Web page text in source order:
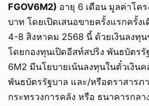
FGOV6M2) อายุ 6 เดือน มูลค่าโค
บาท โดยเปิดเสนอขายครั้งแรกครั้ง
4-8 สิงหาคม 2568 นี้ ด้วยเงินลงทุ
โดยกองทุนเปิดอีสท์สปริง พันธบัตรรั
6M2 มีนโยบายเน้นลงทุนในตั๋วเงิน
พันธบัตรรัฐบาล และ/หรือตราสารภ
กระทรวงการคลัง หรือ ธนาคารกลา